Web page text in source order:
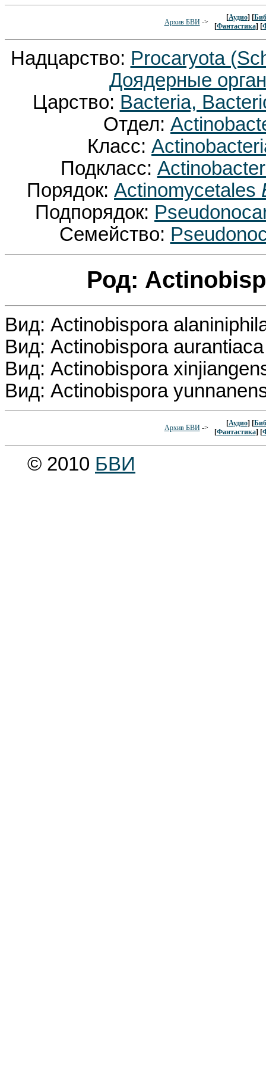
Архив БВИ->
[Аудио] [
[Фантастика] [
Надцарство: Procaryota
Доядерные
Царство: Bacteria,
Отдел:
Класс:
Подкласс:
Порядок: Actinomycetales
Подпорядок:
Семейство:
Род:
Вид: Actinobispora
Вид: Actinobispora
Вид: Actinobispora
Вид: Actinobispora
Архив БВИ->
[Аудио] [
[Фантастика] [
© 2010 БВИ